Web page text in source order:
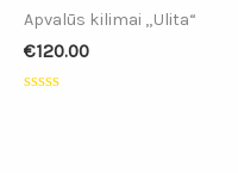
Apvalūs kilimai „Ulita“
€120.00